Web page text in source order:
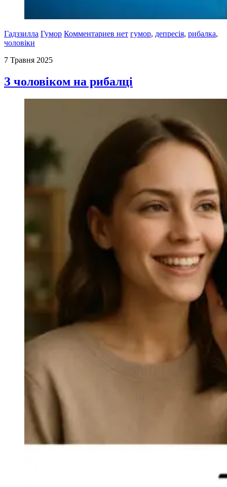
Гадззилла Гумор Комментариев нет гумор, депресія, рибалка,
чоловіки
7 Травня 2025
З чоловіком на рибалці